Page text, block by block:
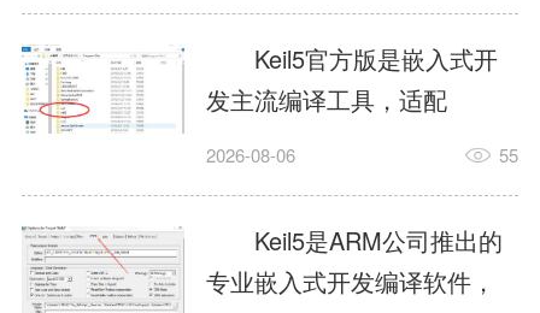
AgentSkill，就是给AI大脑装
上的一双机械手，它真的能
解决很多问题。1什么是
AgentSkillSkill指...
力，代码编译稳定，调试工
具成熟，大量开源项目基于
该平台开发。新项目需要单
独下载对应芯片支持包，新
手配置难度较高，正版商业
授权费用不菲，未授权版本
存在程序容量限制，适合硬
Keil5官方版是嵌入式开
发主流编译工具，适配
STM32、51单片机等多款芯
在线调试、代码仿真，兼容
众多厂商芯片安装包。软件
需要手动添加器件库，初次
2026-08-06 55
Keil5是ARM公司推出的
专业嵌入式开发编译软件，